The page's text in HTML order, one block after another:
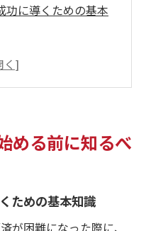
功に導くための基本
と流れを守口市で解
める最適なタイミン
める前に知るべ
ための基本知識
が困難になった際に、